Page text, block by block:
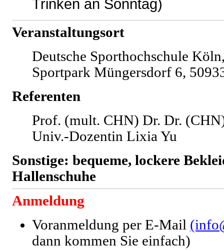
Trinken an Sonntag)
Veranstaltungsort
Deutsche Sporthochschule
Sportpark Müngersdorf 6,
Referenten
Prof. (mult. CHN) Dr. Dr.
Univ.-Dozentin Lixia Yu
Sonstige: bequeme, lockere
Hallenschuhe
Anmeldung
Voranmeldung per E-Mail
dann kommen Sie einfach)